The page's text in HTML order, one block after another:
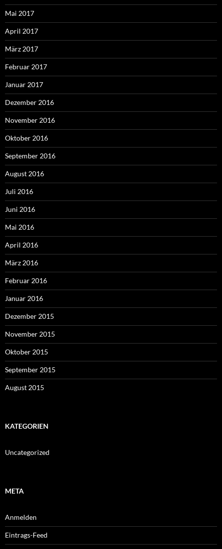
Mai 2017
April 2017
März 2017
Februar 2017
Januar 2017
Dezember 2016
November 2016
Oktober 2016
September 2016
August 2016
Juli 2016
Juni 2016
Mai 2016
April 2016
März 2016
Februar 2016
Januar 2016
Dezember 2015
November 2015
Oktober 2015
September 2015
August 2015
KATEGORIEN
Uncategorized
META
Anmelden
Eintrags-Feed